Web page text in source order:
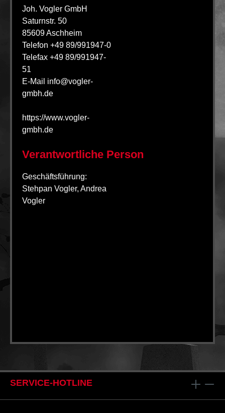
Joh. Vogler GmbH
Saturnstr. 50
85609 Aschheim
Telefon +49 89/991947-0
Telefax +49 89/991947-
51
E-Mail info@vogler-
gmbh.de
https://www.vogler-
gmbh.de
Verantwortliche Person
Geschäftsführung:
Stehpan Vogler, Andrea
Vogler
SERVICE-HOTLINE